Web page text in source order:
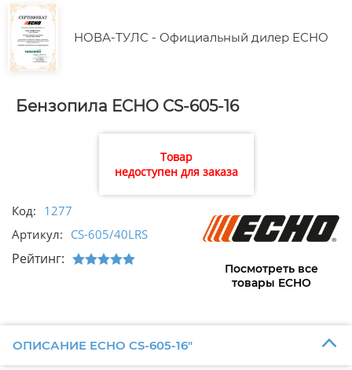
НОВА-ТУЛС - Официальный дилер ECHO
Бензопила ECHO CS-605-16
Товар
недоступен для заказа
Код: 1277
Артикул: CS-605/40LRS
Рейтинг:
Посмотреть все
товары ECHO
ОПИСАНИЕ ECHO CS-605-16"